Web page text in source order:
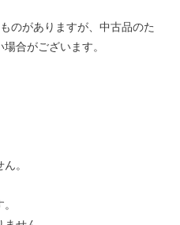
のがありますが、中古品のた
合がございます。
。